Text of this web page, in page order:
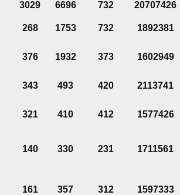
3029 6696 732
20707426
268 1753 732 1892381
376 1932 373 1602949
343 493 420 2113741
321 410 412 1577426
140 330 231 1711561
161 357 312 1597333